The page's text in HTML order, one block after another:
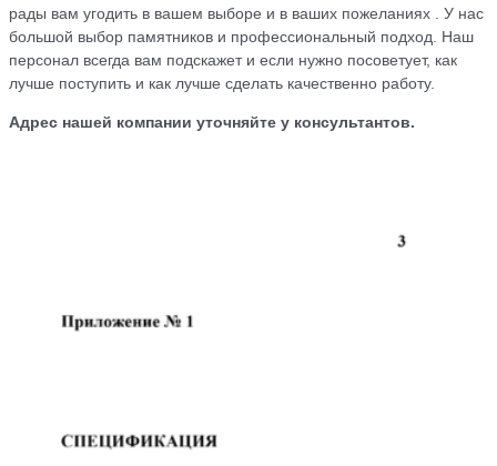
рады вам угодить в вашем выборе и в ваших пожеланиях . У нас
большой выбор памятников и профессиональный подход. Наш
персонал всегда вам подскажет и если нужно посоветует, как
лучше поступить и как лучше сделать качественно работу.
Адрес нашей компании уточняйте у консультантов.